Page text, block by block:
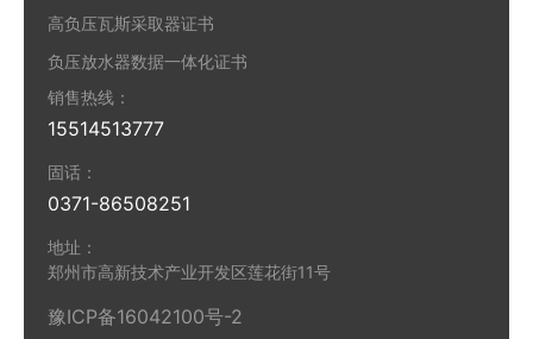
高负压瓦斯采取器证书
负压放水器数据一体化证书
销售热线：
15514513777
固话：
0371-86508251
地址：
郑州市高新技术产业开发区莲花街11号
豫ICP备16042100号-2